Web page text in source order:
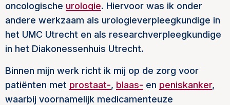
oncologische urologie. Hiervoor was ik onder
andere werkzaam als urologieverpleegkundige in
het UMC Utrecht en als researchverpleegkundige
in het Diakonessenhuis Utrecht.
Binnen mijn werk richt ik mij op de zorg voor
patiënten met prostaat-, blaas- en peniskanker,
waarbij voornamelijk medicamenteuze